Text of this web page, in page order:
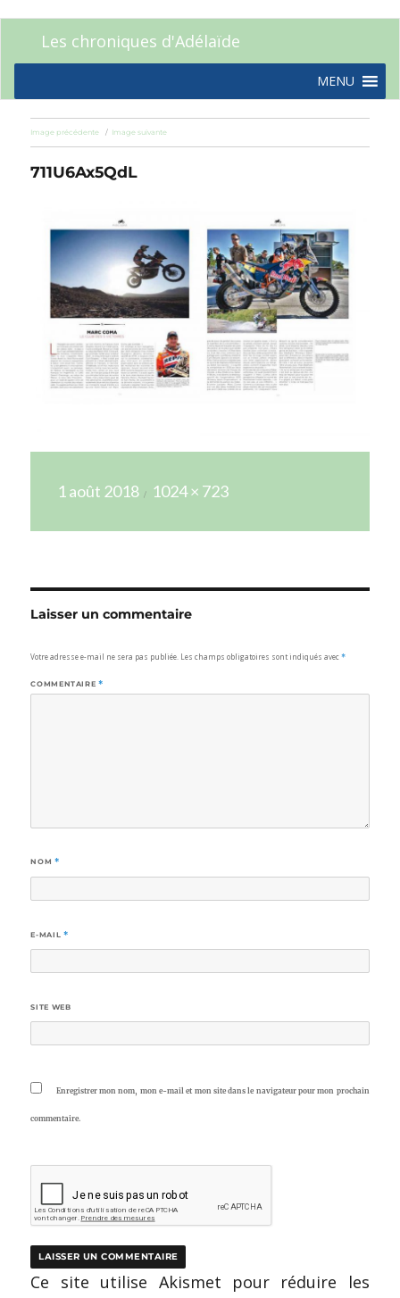
Les chroniques d'Adélaïde
MENU
Image précédente Image suivante
711U6Ax5QdL
1 août 2018
réelle
1024 × 723
Laisser un commentaire
Votre adresse e-mail ne sera pas publiée. Les champs obligatoires sont indiqués avec*
COMMENTAIRE *
NOM *
E-MAIL *
SITE WEB
Enregistrer mon nom, mon e-mail et mon site dans le navigateur pour mon prochain
commentaire.
Ce site utilise Akismet pour réduire les